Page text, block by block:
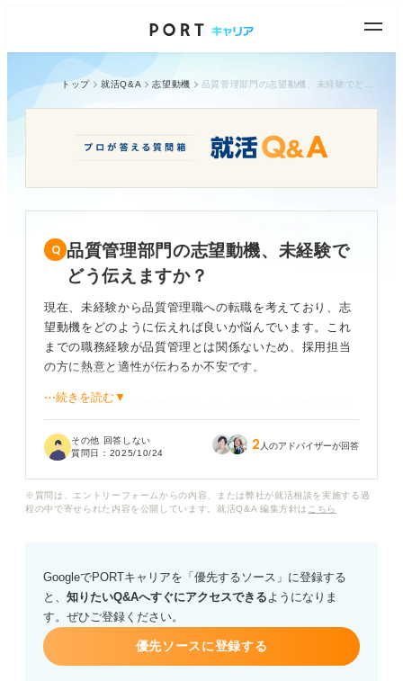
トップ 就活Q&A 志望動機
品質管理部門の志望動機、未経験で
どう伝えますか？
現在、未経験から品質管理職への転職を考えており、志
望動機をどのように伝えれば良いか悩んでいます。これ
までの職務経験が品質管理とは関係ないため、採用担当
の方に熱意と適性が伝わるか不安です。
未経験からでも品質管理で求められる能力や資質がある
いでしょうか？
習得する意欲を効果的に伝えるにはどうすれば良いのか
なる」あるいは「将来性がある」と思ってもらえるよう
な、具体的なアドバイスをお願いします。
⋯続きを読む▼
その他 回答しない
質問日： 2025/10/24 2 人のアドバイザーが回答
※質問は、エントリーフォームからの内容、または弊社が就活相談を実施する過
程の中で寄せられた内容を公開しています。就活Q&A 編集方針は こちら
GoogleでPORTキャリアを「優先するソース」に登録する
と、 知りたいQ&Aへすぐにアクセスできるようになりま
す。ぜひご登録ください。
優先ソースに登録する